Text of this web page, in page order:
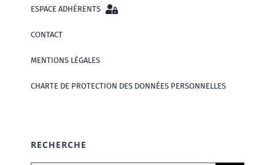
ESPACE ADHÉRENTS
CONTACT
MENTIONS LÉGALES
CHARTE DE PROTECTION DES DONNÉES PERSONNELLES
RECHERCHE